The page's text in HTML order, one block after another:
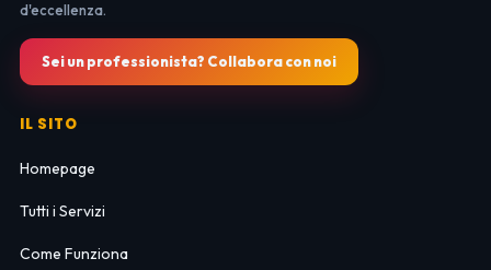
d'eccellenza.
Sei un professionista? Collabora con noi
IL SITO
Homepage
Tutti i Servizi
Come Funziona